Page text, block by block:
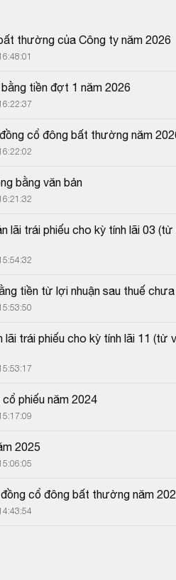
thường của Công ty năm 2026
tiền đợt 1 năm 2026
cổ đông bất thường năm
bằng văn bản
lãi trái phiếu cho kỳ tính lãi 03
tiền từ lợi nhuận sau thuế
lãi trái phiếu cho kỳ tính lãi 11
phiếu năm 2024
2025
cổ đông bất thường năm